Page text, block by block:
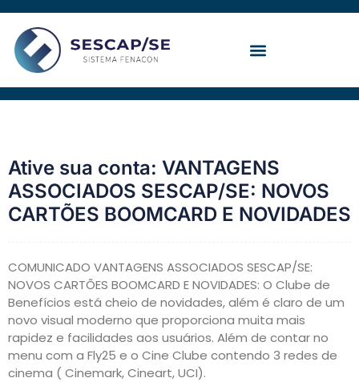
conteúdo
Ative sua conta: VANTAGENS
ASSOCIADOS SESCAP/SE: NOVOS
CARTÕES BOOMCARD E NOVIDADES
COMUNICADO VANTAGENS ASSOCIADOS SESCAP/SE:
NOVOS CARTÕES BOOMCARD E NOVIDADES: O Clube de
Benefícios está cheio de novidades, além é claro de um
novo visual moderno que proporciona muita mais
rapidez e facilidades aos usuários. Além de contar no
menu com a Fly25 e o Cine Clube contendo 3 redes de
cinema ( Cinemark, Cineart, UCI).